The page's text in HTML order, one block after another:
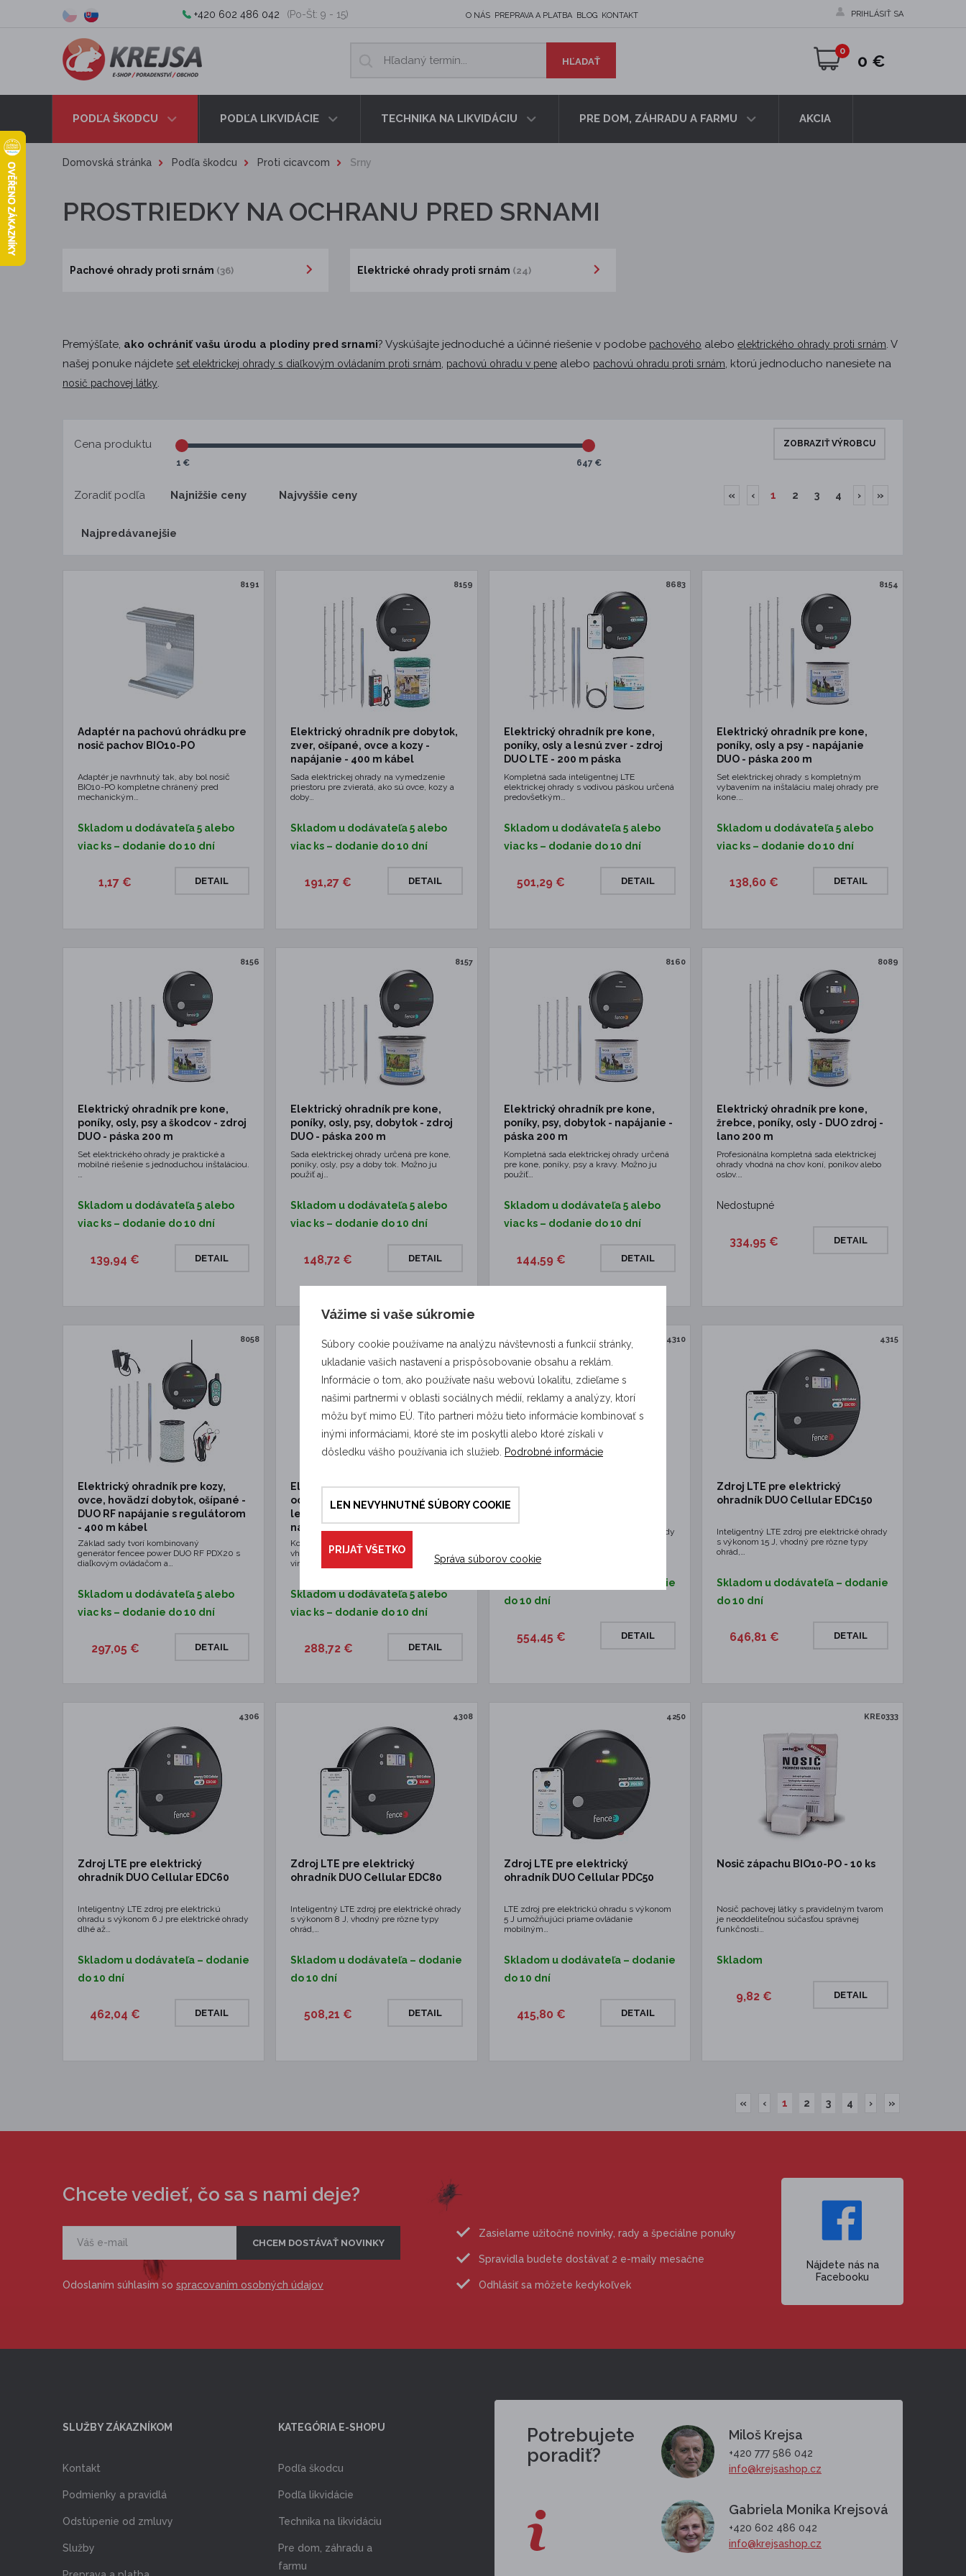
+420 602 486 042 (Po-Št: 9 - 15) O NÁS PREPRAVA A PLATBA BLOG KONTAKT PRIHLÁSIŤ SA
0 €
0
PODĽA ŠKODCU PODĽA LIKVIDÁCIE TECHNIKA NA LIKVIDÁCIU PRE DOM, ZÁHRADU A FARMU AKCIA
Domovská stránka Podľa škodcu Proti cicavcom Srny
PROSTRIEDKY NA OCHRANU PRED SRNAMI
Pachové ohrady proti srnám (36) Elektrické ohrady proti srnám (24)
Premýšľate, ako ochrániť vašu úrodu a plodiny pred srnami? Vyskúšajte jednoduché a účinné riešenie v podobe pachového alebo elektrického ohrady proti srnám. V
našej ponuke nájdete set elektrickej ohrady s diaľkovým ovládaním proti srnám, pachovú ohradu v pene alebo pachovú ohradu proti srnám, ktorú jednoducho nanesiete na
nosič pachovej látky.
Cena produktu
1 € 647 €
ZOBRAZIŤ VÝROBCU
Zoradiť podľa Najnižšie ceny Najvyššie ceny
Najpredávanejšie
« ‹ 1 2 3 4 › »
8191
Adaptér na pachovú ohrádku pre
nosič pachov BIO10-PO
Adaptér je navrhnutý tak, aby bol nosič
BIO10-PO kompletne chránený pred
mechanickým…
Skladom u dodávateľa 5 alebo
viac ks – dodanie do 10 dní
1,17 € DETAIL
8159
Elektrický ohradník pre dobytok,
zver, ošípané, ovce a kozy -
napájanie - 400 m kábel
Sada elektrickej ohrady na vymedzenie
priestoru pre zvieratá, ako sú ovce, kozy a
doby…
Skladom u dodávateľa 5 alebo
viac ks – dodanie do 10 dní
191,27 € DETAIL
8683
Elektrický ohradník pre kone,
poníky, osly a lesnú zver - zdroj
DUO LTE - 200 m páska
Kompletná sada inteligentnej LTE
elektrickej ohrady s vodivou páskou určená
predovšetkým…
Skladom u dodávateľa 5 alebo
viac ks – dodanie do 10 dní
501,29 € DETAIL
8154
Elektrický ohradník pre kone,
poníky, osly a psy - napájanie
DUO - páska 200 m
Set elektrickej ohrady s kompletným
vybavením na inštaláciu malej ohrady pre
kone.…
Skladom u dodávateľa 5 alebo
viac ks – dodanie do 10 dní
138,60 € DETAIL
8156
Elektrický ohradník pre kone,
poníky, osly, psy a škodcov - zdroj
DUO - páska 200 m
Set elektrického ohrady je praktické a
mobilné riešenie s jednoduchou inštaláciou.
…
Skladom u dodávateľa 5 alebo
viac ks – dodanie do 10 dní
139,94 € DETAIL
8157
Elektrický ohradník pre kone,
poníky, osly, psy, dobytok - zdroj
DUO - páska 200 m
Sada elektrickej ohrady určená pre kone,
poníky, osly, psy a doby tok. Možno ju
použiť aj…
Skladom u dodávateľa 5 alebo
viac ks – dodanie do 10 dní
148,72 € DETAIL
8160
Elektrický ohradník pre kone,
poníky, psy, dobytok - napájanie -
páska 200 m
Kompletná sada elektrickej ohrady určená
pre kone, poníky, psy a kravy. Možno ju
použiť…
Skladom u dodávateľa 5 alebo
viac ks – dodanie do 10 dní
144,59 € DETAIL
8089
Elektrický ohradník pre kone,
žrebce, poníky, osly - DUO zdroj -
lano 200 m
Profesionálna kompletná sada elektrickej
ohrady vhodná na chov koní, poníkov alebo
oslov.…
Nedostupné
334,95 € DETAIL
8058
Elektrický ohradník pre kozy,
ovce, hovädzí dobytok, ošípané -
DUO RF napájanie s regulátorom
- 400 m kábel
Základ sady tvorí kombinovaný
generátor fencee power DUO RF PDX20 s
diaľkovým ovládačom a…
Skladom u dodávateľa 5 alebo
viac ks – dodanie do 10 dní
297,05 € DETAIL
Elektrický ohradník s páskou,
ochrana úrody proti čiernej,
lesnej zveri, vysokonapäťové
napájanie
Kompletná sada elektrickej ohrady
vhodná pre ochranu pozemku, poľa,
vinohradu, viniča,…
Skladom u dodávateľa 5 alebo
viac ks – dodanie do 10 dní
288,72 € DETAIL
4310
Zdroj LTE pre elektrický
ohradník DUO Cellular EDC100
Inteligentný LTE zdroj pre elektrické ohrady
Skladom u dodávateľa – dodanie
do 10 dní
554,45 € DETAIL
4315
Zdroj LTE pre elektrický
ohradník DUO Cellular EDC150
Inteligentný LTE zdroj pre elektrické ohrady
s výkonom 15 J, vhodný pre rôzne typy
ohrád,…
Skladom u dodávateľa – dodanie
do 10 dní
646,81 € DETAIL
4306
Zdroj LTE pre elektrický
ohradník DUO Cellular EDC60
Inteligentný LTE zdroj pre elektrickú
ohradu s výkonom 6 J pre elektrické ohrady
dlhé až…
Skladom u dodávateľa – dodanie
do 10 dní
462,04 € DETAIL
4308
Zdroj LTE pre elektrický
ohradník DUO Cellular EDC80
Inteligentný LTE zdroj pre elektrické ohrady
s výkonom 8 J, vhodný pre rôzne typy
ohrád,…
Skladom u dodávateľa – dodanie
do 10 dní
508,21 € DETAIL
4250
Zdroj LTE pre elektrický
ohradník DUO Cellular PDC50
LTE zdroj pre elektrickú ohradu s výkonom
5 J umožňujúci priame ovládanie
mobilným…
Skladom u dodávateľa – dodanie
do 10 dní
415,80 € DETAIL
KRE0333
Nosič zápachu BIO10-PO - 10 ks
Nosič pachovej látky s pravidelným tvarom
je neoddeliteľnou súčasťou správnej
funkčnosti…
Skladom
9,82 € DETAIL
« ‹ 1 2 3 4 › »
Chcete vedieť, čo sa s nami deje?
Odoslaním súhlasím so spracovaním osobných údajov
Zasielame užitočné novinky, rady a špeciálne ponuky
Spravidla budete dostávať 2 e-maily mesačne
Odhlásiť sa môžete kedykoľvek
Nájdete nás na
Facebooku
SLUŽBY ZÁKAZNÍKOM
Kontakt
Podmienky a pravidlá
Odstúpenie od zmluvy
Služby
KATEGÓRIA E-SHOPU
Podľa škodcu
Podľa likvidácie
Technika na likvidáciu
Pre dom, záhradu a
farmu
Potrebujete
poradiť?
Miloš Krejsa
+420 777 586 042
info@krejsashop.cz
Gabriela Monika Krejsová
+420 602 486 042
info@krejsashop.cz
Vážime si vaše súkromie
Súbory cookie používame na analýzu návštevnosti a funkcií stránky,
ukladanie vašich nastavení a prispôsobovanie obsahu a reklám.
Informácie o tom, ako používate našu webovú lokalitu, zdieľame s
našimi partnermi v oblasti sociálnych médií, reklamy a analýzy, ktorí
môžu byť mimo EÚ. Títo partneri môžu tieto informácie kombinovať s
inými informáciami, ktoré ste im poskytli alebo ktoré získali v
dôsledku vášho používania ich služieb. Podrobné informácie
LEN NEVYHNUTNÉ SÚBORY COOKIE
PRIJAŤ VŠETKO
Správa súborov cookie